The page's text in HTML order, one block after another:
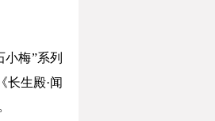
梅”系列
长生殿·闻